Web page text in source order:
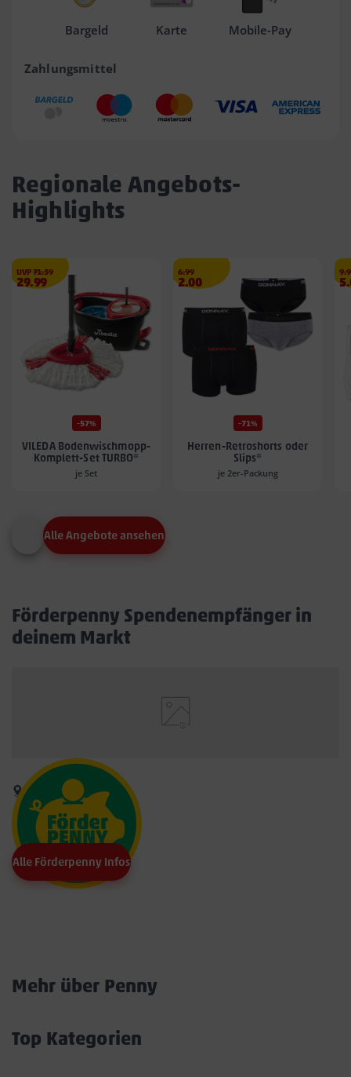
Bargeld Karte Mobile-Pay
Zahlungsmittel
Regionale Angebots-
Highlights
UVP71.39€
Angebotspreis
29.99
29.99
-57%
VILEDA Bodenwischmopp-
Komplett-Set TURBO*
je Set
Streichpreis
6.99€
Angebotspreis
2.00
2.00
-71%
Herren-Retroshorts oder
Slips*
je 2er-Packung
Alle Angebote ansehen
Förderpenny Spendenempfänger in
deinem Markt
Alle Förderpenny Infos
Mehr über Penny
Top Kategorien